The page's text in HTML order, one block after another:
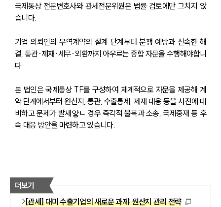
국제통상 전문변호사와 관세전문위원은 법률 검토에만 그치지 않
습니다.
기업 의뢰인의 무역계약의 설계 단계부터 분쟁 예방과 신속한 해
결, 통관·제재·세무·외환까지 아우르는 종합 자문을 수행해야합니
다.
본 법인은 국제통상 TF를 구성하여 체계적으로 자문을 제공해 계
약 단계에서부터 원산지, 통관, 수출통제, 제재 대응 등을 사전에 대
비하고 문제가 발새앟ㄴ 경우 즉각적 불복과 소송, 국제중재 등 후
속 대응 방안을 마련하고 있습니다.
더보기
[관세] 대미 수출기업의 새로운 과제: 원산지 관리 전략